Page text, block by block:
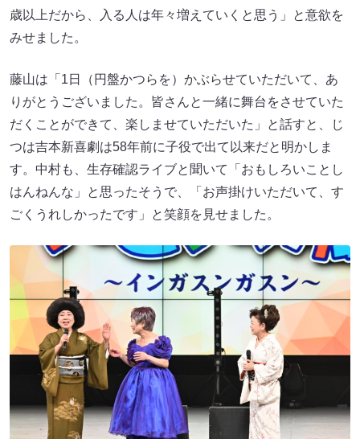
歳以上だから、入る人は年々増えていくと思う」と意欲を
みせました。
藤山は「1日（円盤かつらを）かぶらせていただいて、あ
りがとうございました。皆さんと一緒に舞台をさせていた
だくことができて、楽しませていただいた」と話すと、じ
つは吉本新喜劇は58年前に子役で出て以来だと明かしま
す。中村も、生存確認ライブと聞いて「おもしろいことし
はんねんな」と思ったそうで、「お声掛けいただいて、す
ごくうれしかったです」と笑顔を見せました。